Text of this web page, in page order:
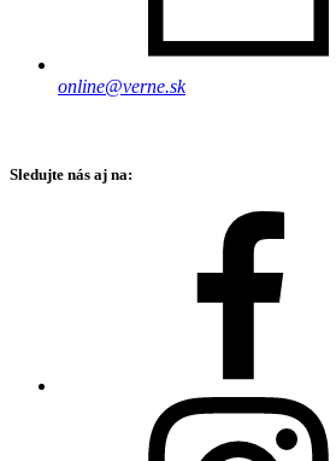
online@verne.sk
Sledujte nás aj na: